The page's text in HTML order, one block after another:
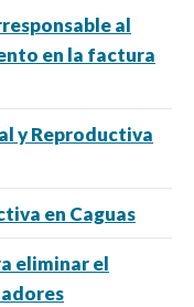
al
en la factura
y Reproductiva
en Caguas
eliminar el